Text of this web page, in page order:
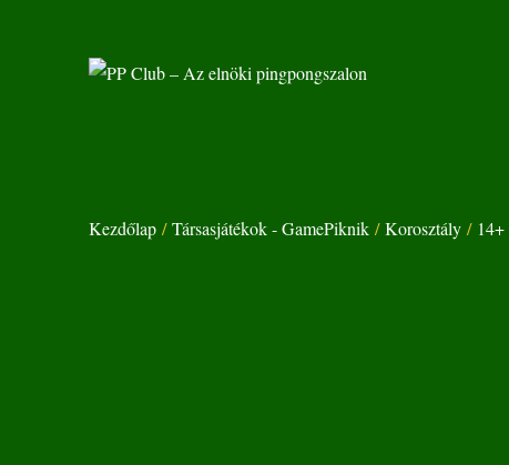
Kezdőlap /Társasjátékok - GamePiknik /Korosztály / 14+